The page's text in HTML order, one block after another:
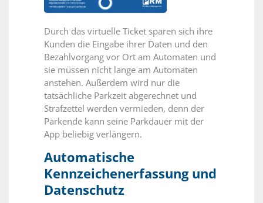
Durch das virtuelle Ticket sparen sich ihre
Kunden die Eingabe ihrer Daten und den
Bezahlvorgang vor Ort am Automaten und
sie müssen nicht lange am Automaten
anstehen. Außerdem wird nur die
tatsächliche Parkzeit abgerechnet und
Strafzettel werden vermieden, denn der
Parkende kann seine Parkdauer mit der
App beliebig verlängern.
Automatische
Kennzeichenerfassung und
Datenschutz